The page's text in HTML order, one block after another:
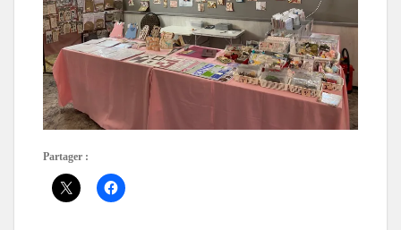
Partager :